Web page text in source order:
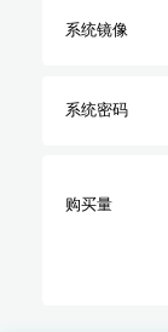
系统镜像
系统密码
购买量